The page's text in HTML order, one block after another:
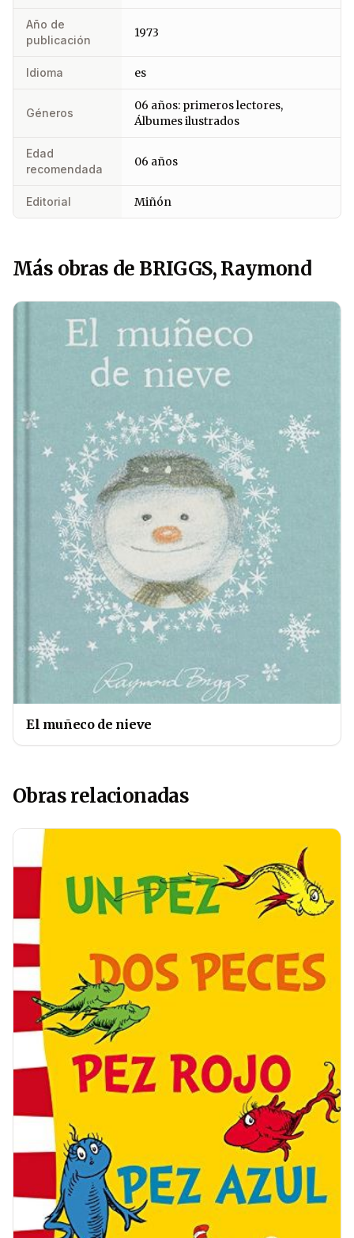
Año de
publicación
1973
Idioma es
Géneros
06 años: primeros lectores,
Álbumes ilustrados
Edad
recomendada
06 años
Editorial Miñón
Más obras de BRIGGS, Raymond
El muñeco de nieve
Obras relacionadas